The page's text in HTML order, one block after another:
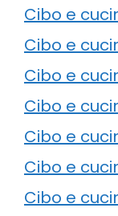
Cibo e
Cibo e
Cibo e
Cibo e
Cibo e
Cibo e
Cibo e